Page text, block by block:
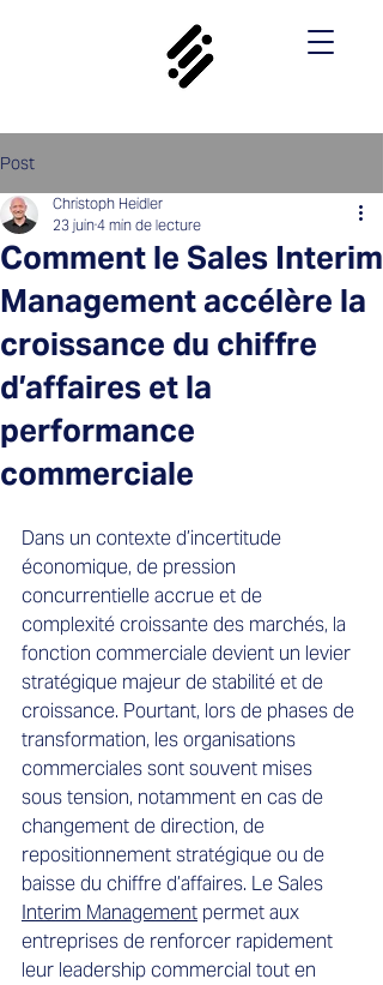
Post
Comment le Sales Interim
Management accélère la
croissance du chiffre
d’affaires et la
performance
commerciale
Christoph Heidler
23 juin4 min de lecture
Dans un contexte d’incertitude
économique, de pression
concurrentielle accrue et de
complexité croissante des marchés, la
fonction commerciale devient un levier
stratégique majeur de stabilité et de
croissance. Pourtant, lors de phases de
transformation, les organisations
commerciales sont souvent mises
sous tension, notamment en cas de
changement de direction, de
repositionnement stratégique ou de
baisse du chiffre d’affaires. Le Sales
Interim Management permet aux
entreprises de renforcer rapidement
leur leadership commercial tout en